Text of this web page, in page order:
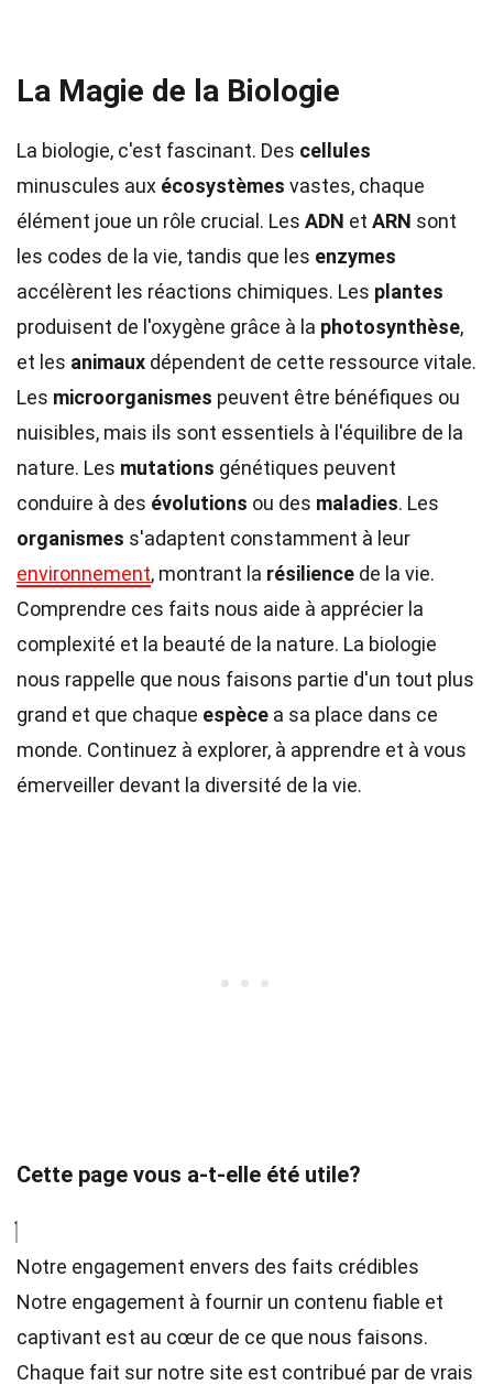
La Magie de la Biologie
La biologie, c'est fascinant. Des cellules
minuscules aux écosystèmes vastes, chaque
élément joue un rôle crucial. Les ADN et ARN sont
les codes de la vie, tandis que les enzymes
accélèrent les réactions chimiques. Les plantes
produisent de l'oxygène grâce à la photosynthèse,
et les animaux dépendent de cette ressource vitale.
Les microorganismes peuvent être bénéfiques ou
nuisibles, mais ils sont essentiels à l'équilibre de la
nature. Les mutations génétiques peuvent
conduire à des évolutions ou des maladies. Les
organismes s'adaptent constamment à leur
environnement, montrant la résilience de la vie.
Comprendre ces faits nous aide à apprécier la
complexité et la beauté de la nature. La biologie
nous rappelle que nous faisons partie d'un tout plus
grand et que chaque espèce a sa place dans ce
monde. Continuez à explorer, à apprendre et à vous
émerveiller devant la diversité de la vie.
Cette page vous a-t-elle été utile?
Notre engagement envers des faits crédibles
Notre engagement à fournir un contenu fiable et
captivant est au cœur de ce que nous faisons.
Chaque fait sur notre site est contribué par de vrais